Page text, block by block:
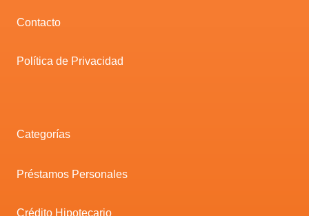
Contacto
Política de Privacidad
Categorías
Préstamos Personales
Crédito Hipotecario